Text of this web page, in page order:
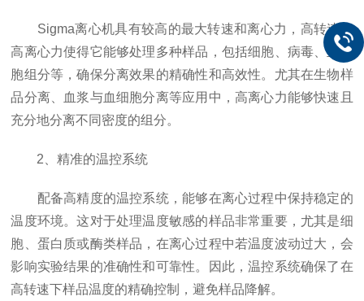
Sigma离心机具有较高的最大转速和离心力，高转速和
高离心力使得它能够处理多种样品，包括细胞、病毒、亚细
胞组分等，确保分离效果的精确性和高效性。尤其在生物样
品分离、血浆与血细胞分离等应用中，高离心力能够快速且
充分地分离不同密度的组分。
2、精准的温控系统
配备高精度的温控系统，能够在离心过程中保持稳定的
温度环境。这对于处理温度敏感的样品非常重要，尤其是细
胞、蛋白质或酶类样品，在离心过程中若温度波动过大，会
影响实验结果的准确性和可靠性。因此，温控系统确保了在
高转速下样品温度的精确控制，避免样品降解。